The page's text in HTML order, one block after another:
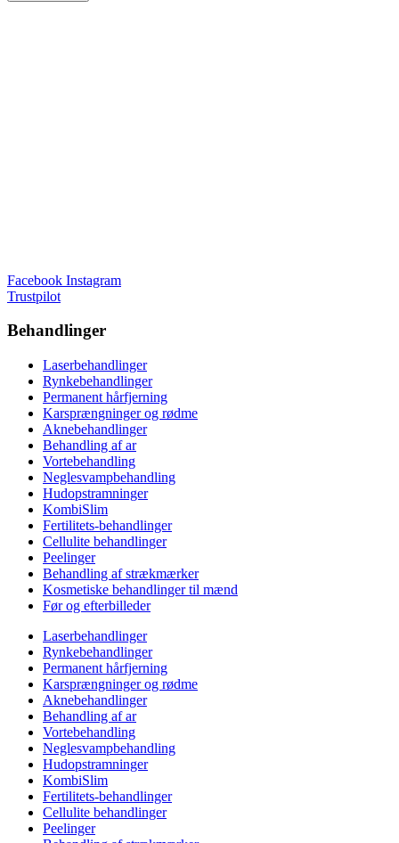
Facebook Instagram
Trustpilot
Behandlinger
Laserbehandlinger
Rynkebehandlinger
Permanent hårfjerning
Karsprængninger og rødme
Aknebehandlinger
Behandling af ar
Vortebehandling
Neglesvampbehandling
Hudopstramninger
KombiSlim
Fertilitets-behandlinger
Cellulite behandlinger
Peelinger
Behandling af strækmærker
Kosmetiske behandlinger til mænd
Før og efterbilleder
Laserbehandlinger
Rynkebehandlinger
Permanent hårfjerning
Karsprængninger og rødme
Aknebehandlinger
Behandling af ar
Vortebehandling
Neglesvampbehandling
Hudopstramninger
KombiSlim
Fertilitets-behandlinger
Cellulite behandlinger
Peelinger